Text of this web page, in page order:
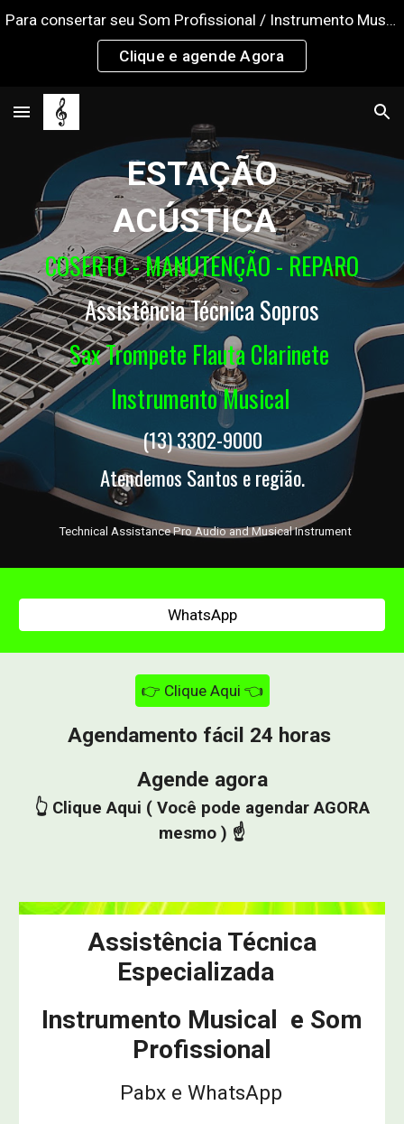
Para consertar seu Som Profissional / Instrumento Musical
Clique e agende Agora
ESTAÇÃO
ACÚSTICA
COSERTO - MANUTENÇÃO - REPARO
Assistência Técnica Sopros
Sax Trompete Flauta Clarinete
Instrumento Musical
(13) 3302-9000
Atendemos Santos e região.
Technical Assistance Pro Audio and Musical Instrument
WhatsApp
👉 Clique Aqui 👈
Agendamento fácil 24 horas
Agende agora
👆 Clique Aqui ( Você pode agendar AGORA
mesmo ) ☝️
Assistência Técnica
Especializada
Instrumento Musical e Som
Profissional
Pabx e WhatsApp